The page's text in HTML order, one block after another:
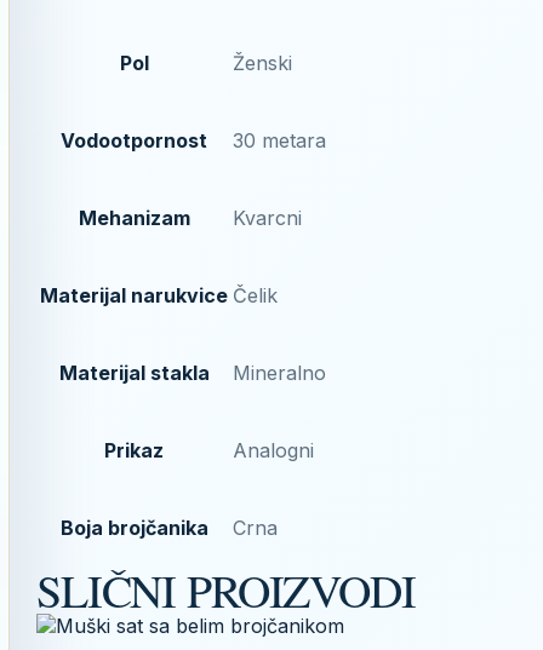
Pol Ženski
Vodootpornost 30 metara
Mehanizam Kvarcni
Materijal narukvice Čelik
Materijal stakla Mineralno
Prikaz Analogni
Boja brojčanika Crna
SLIČNI PROIZVODI